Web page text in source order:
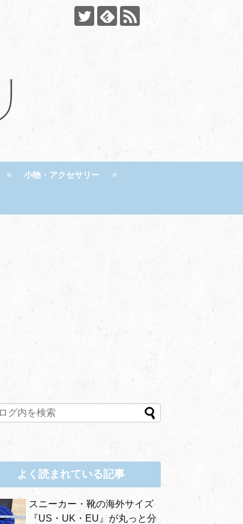
小物・アクセサリー
よく読まれている記事
スニーカー・靴の海外サイズ
『US・UK・EU』が丸っと分